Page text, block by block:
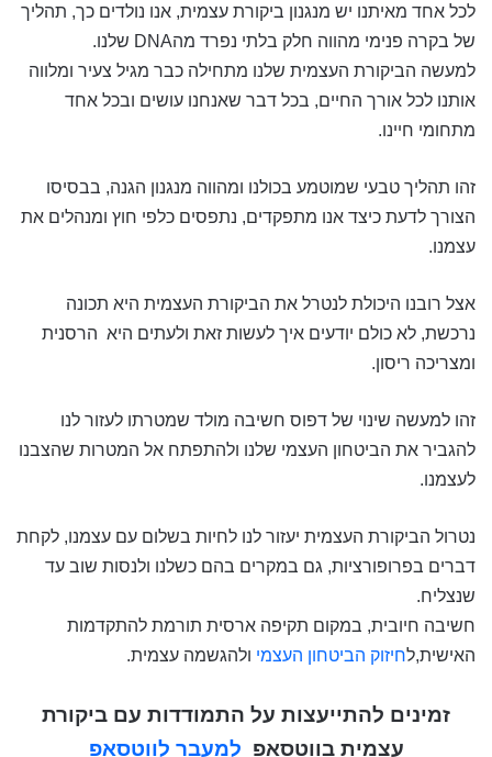
לכל אחד מאיתנו יש מנגנון ביקורת עצמית, אנו נולדים כך, תהליך
של בקרה פנימי מהווה חלק בלתי נפרד מהDNA שלנו.
למעשה הביקורת העצמית שלנו מתחילה כבר מגיל צעיר ומלווה
אותנו לכל אורך החיים, בכל דבר שאנחנו עושים ובכל אחד
מתחומי חיינו.
זהו תהליך טבעי שמוטמע בכולנו ומהווה מנגנון הגנה, בבסיסו
הצורך לדעת כיצד אנו מתפקדים, נתפסים כלפי חוץ ומנהלים את
עצמנו.
אצל רובנו היכולת לנטרל את הביקורת העצמית היא תכונה
נרכשת, לא כולם יודעים איך לעשות זאת ולעתים היא הרסנית
ומצריכה ריסון.
זהו למעשה שינוי של דפוס חשיבה מולד שמטרתו לעזור לנו
להגביר את הביטחון העצמי שלנו ולהתפתח אל המטרות שהצבנו
לעצמנו.
נטרול הביקורת העצמית יעזור לנו לחיות בשלום עם עצמנו, לקחת
דברים בפרופורציות, גם במקרים בהם כשלנו ולנסות שוב עד
שנצליח.
חשיבה חיובית, במקום תקיפה ארסית תורמת להתקדמות
האישית,לחיזוק הביטחון העצמי ולהגשמה עצמית.
זמינים להתייעצות על התמודדות עם ביקורת
עצמית בווטסאפ למעבר לווטסאפ